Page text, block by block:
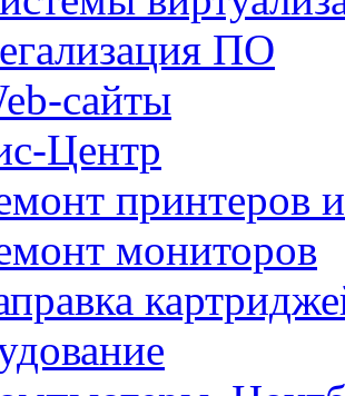
ПО
сайты
Центр
мониторов